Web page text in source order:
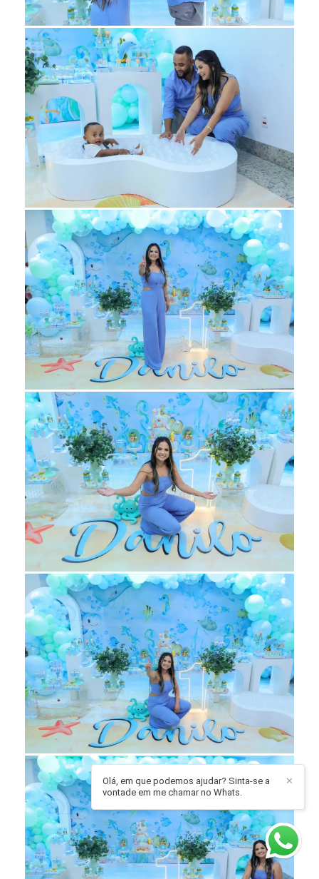
✕
Olá, em que podemos ajudar? Sinta-se a
vontade em me chamar no Whats.